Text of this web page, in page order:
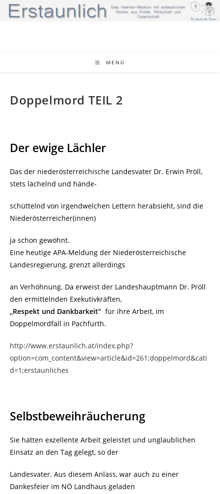
Zum
Inhalt
MENÜ
Doppelmord TEIL 2
Der ewige Lächler
Das der niederösterreichische Landesvater Dr. Erwin Pröll,
stets lächelnd und hände-
schüttelnd von irgendwelchen Lettern herabsieht, sind die
Niederösterreicher(innen)
ja schon gewöhnt.
Eine heutige APA-Meldung der Niederösterreichische
Landesregierung, grenzt allerdings
an Verhöhnung. Da erweist der Landeshauptmann Dr. Pröll
den ermittelnden Exekutivkräften,
„Respekt und Dankbarkeit“ für ihre Arbeit, im
Doppelmordfall in Pachfurth.
http://www.erstaunlich.at/index.php?
option=com_content&view=article&id=261;doppelmord&cati
d=1;erstaunliches
Selbstbeweihräucherung
Sie hätten exzellente Arbeit geleistet und unglaublichen
Einsatz an den Tag gelegt, so der
Landesvater. Aus diesem Anlass, war auch zu einer
Dankesfeier im NÖ Landhaus geladen